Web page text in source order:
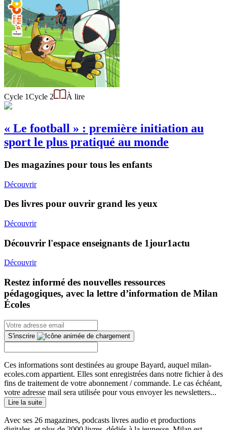
Cycle 1Cycle 2 À lire
« Le football » : première initiation au
sport le plus pratiqué au monde
Des magazines pour tous les enfants
Découvrir
Des livres pour ouvrir grand les yeux
Découvrir
Découvrir l'espace enseignants de 1jour1actu
Découvrir
Restez informé des nouvelles ressources
pédagogiques, avec la lettre d’information de Milan
Écoles
S'inscrire
Ces informations sont destinées au groupe Bayard, auquel milan-
ecoles.com appartient. Elles sont enregistrées dans notre fichier à des
fins de traitement de votre abonnement / commande. Le cas échéant,
votre adresse mail sera utilisée pour vous envoyer les newsletters...
Lire la suite
Avec ses 26 magazines, podcasts livres audio et productions